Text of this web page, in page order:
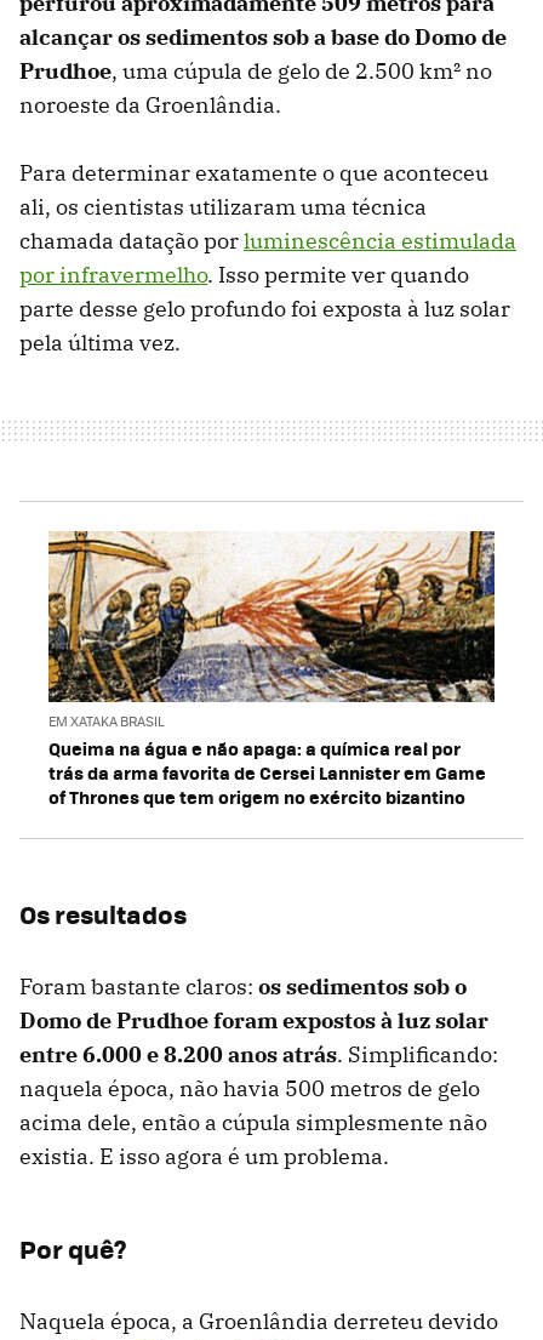
alcançar os sedimentos sob a base do Domo de
Prudhoe, uma cúpula de gelo de 2.500 km² no
noroeste da Groenlândia.
Para determinar exatamente o que aconteceu
ali, os cientistas utilizaram uma técnica
chamada datação porluminescência estimulada
por infravermelho. Isso permite ver quando
parte desse gelo profundo foi exposta à luz solar
pela última vez.
EM XATAKA BRASIL
Queima na água e não apaga: a química real por
trás da arma favorita de Cersei Lannister em Game
of Thrones que tem origem no exército bizantino
Os resultados
Foram bastante claros: os sedimentos sob o
Domo de Prudhoe foram expostos à luz solar
entre 6.000 e 8.200 anos atrás. Simplificando:
naquela época, não havia 500 metros de gelo
acima dele, então a cúpula simplesmente não
existia. E isso agora é um problema.
Por quê?
Naquela época, a Groenlândia derreteu devido